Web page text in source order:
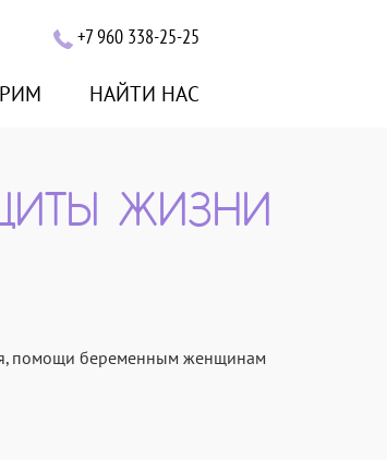
+7 960 338-25-25
НАЙТИ НАС
ЖИЗНИ
помощи беременным женщинам